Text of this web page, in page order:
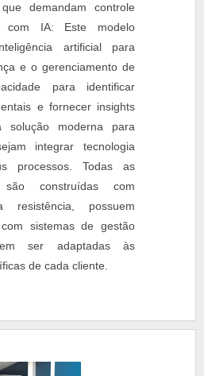
demandam controle
com IA: Este modelo
artificial para
e o gerenciamento de
para identificar
e fornecer insights
solução moderna para
integrar tecnologia
processos. Todas as
construídas com
possuem
sistemas de gestão
ser adaptadas às
de cada cliente.